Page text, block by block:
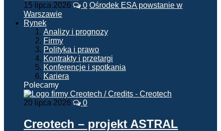
15 lipca 2026 0 Ośrodek ESA powstanie w
Warszawie
Rynek
Analizy i prognozy
Firmy
Polityka i prawo
Kontrakty i przetargi
Konferencje i spotkania
Kariera
Polecamy
20 lipca 2026 0
Creotech – projekt ASTRAL